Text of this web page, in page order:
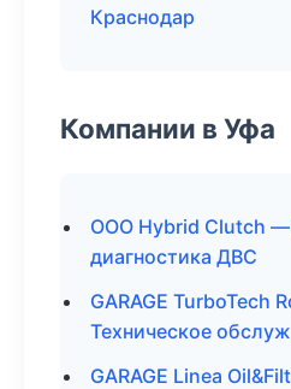
Краснодар
Компании в Уфа
ООО Hybrid Clutch —
диагностика ДВС
GARAGE TurboTech
Техническое
GARAGE Linea